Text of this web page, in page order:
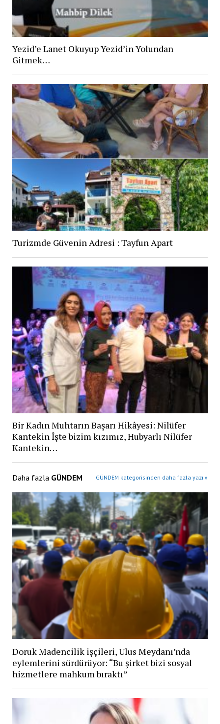
Yezid’e Lanet Okuyup Yezid’in Yolundan
Gitmek…
Turizmde Güvenin Adresi : Tayfun Apart
Bir Kadın Muhtarın Başarı Hikâyesi: Nilüfer
Kantekin İşte bizim kızımız, Hubyarlı Nilüfer
Kantekin…
Daha fazla GÜNDEM GÜNDEM kategorisinden daha fazla yazı »
Doruk Madencilik işçileri, Ulus Meydanı’nda
eylemlerini sürdürüyor: “Bu şirket bizi sosyal
hizmetlere mahkum bıraktı”